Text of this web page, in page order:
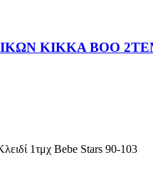
KIKKA BOO 2TEM